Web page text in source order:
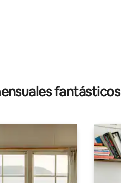
evaluaciones
fantásticos